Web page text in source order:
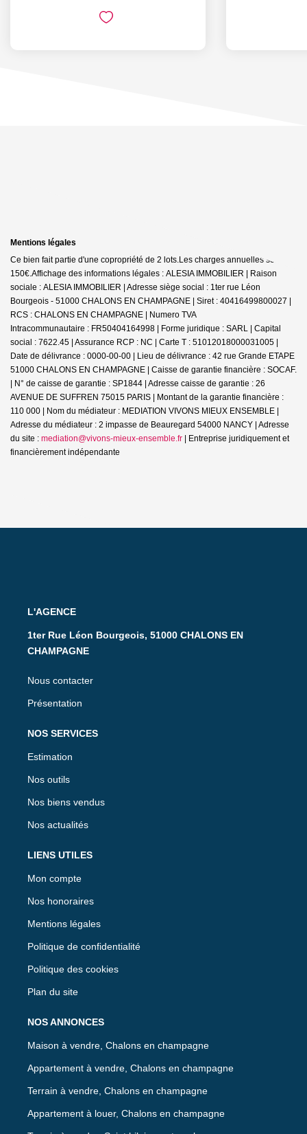
Mentions légales
Ce bien fait partie d'une copropriété de 2 lots.Les charges annuelles sont de
150€.Affichage des informations légales : ALESIA IMMOBILIER | Raison
sociale : ALESIA IMMOBILIER | Adresse siège social : 1ter rue Léon
Bourgeois - 51000 CHALONS EN CHAMPAGNE | Siret : 40416499800027 |
RCS : CHALONS EN CHAMPAGNE | Numero TVA
Intracommunautaire : FR50404164998 | Forme juridique : SARL | Capital
social : 7622.45 | Assurance RCP : NC | Carte T : 51012018000031005 |
Date de délivrance : 0000-00-00 | Lieu de délivrance : 42 rue Grande ETAPE
51000 CHALONS EN CHAMPAGNE | Caisse de garantie financière : SOCAF.
| N° de caisse de garantie : SP1844 | Adresse caisse de garantie : 26
AVENUE DE SUFFREN 75015 PARIS | Montant de la garantie financière :
110 000 | Nom du médiateur : MEDIATION VIVONS MIEUX ENSEMBLE |
Adresse du médiateur : 2 impasse de Beauregard 54000 NANCY | Adresse
du site : mediation@vivons-mieux-ensemble.fr | Entreprise juridiquement et
financièrement indépendante
L'AGENCE
1ter Rue Léon Bourgeois, 51000 CHALONS EN
CHAMPAGNE
Nous contacter
Présentation
NOS SERVICES
Estimation
Nos outils
Nos biens vendus
Nos actualités
LIENS UTILES
Mon compte
Nos honoraires
Mentions légales
Politique de confidentialité
Politique des cookies
Plan du site
NOS ANNONCES
Maison à vendre, Chalons en champagne
Appartement à vendre, Chalons en champagne
Terrain à vendre, Chalons en champagne
Appartement à louer, Chalons en champagne